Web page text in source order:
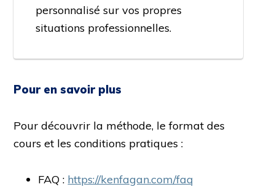
personnalisé sur vos propres
situations professionnelles.
Pour en savoir plus
Pour découvrir la méthode, le format des
cours et les conditions pratiques :
FAQ : https://kenfagan.com/faq